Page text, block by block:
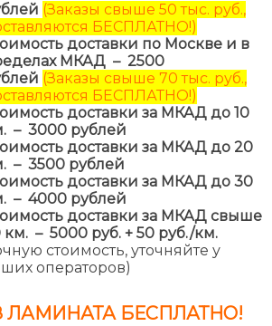
(Заказы свыше 50 тыс. руб.,
БЕСПЛАТНО!)
доставки по Москве и в
МКАД – 2500
(Заказы свыше 70 тыс. руб.,
БЕСПЛАТНО!)
доставки за МКАД до 10
– 3000 рублей
доставки за МКАД до 20
– 3500 рублей
доставки за МКАД до 30
– 4000 рублей
доставки за МКАД свыше
км. – 5000 руб. + 50 руб./км.
стоимость, уточняйте у
операторов)
БЕСПЛАТНО!